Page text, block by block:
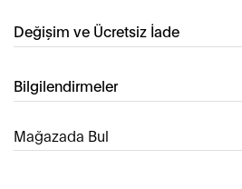
Değişim ve Ücretsiz İade
Bilgilendirmeler
Mağazada Bul